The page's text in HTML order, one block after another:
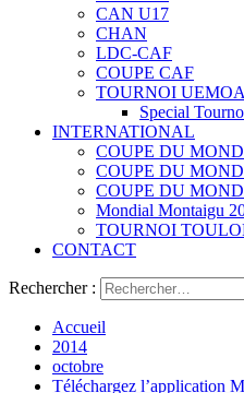
CAN U17
CHAN
LDC-CAF
COUPE CAF
TOURNOI UEMOA
Special
INTERNATIONAL
COUPE DU
COUPE DU
COUPE DU
Mondial Montaigu
TOURNOI
CONTACT
Rechercher :
Accueil
2014
octobre
Téléchargez l’application